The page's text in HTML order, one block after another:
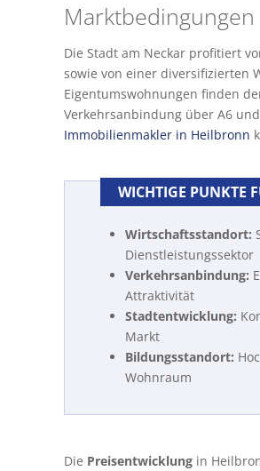
Die Stadt am Neckar profitiert
sowie von einer diversifizierten
Eigentumswohnungen finden
Verkehrsanbindung über A6
Immobilienmakler in Heilbronn
WICHTIGE PUNKTE
Wirtschaftsstandort:
Dienstleistungssektor
Verkehrsanbindung:
Attraktivität
Stadtentwicklung:
Markt
Bildungsstandort:
Wohnraum
Die Preisentwicklung in